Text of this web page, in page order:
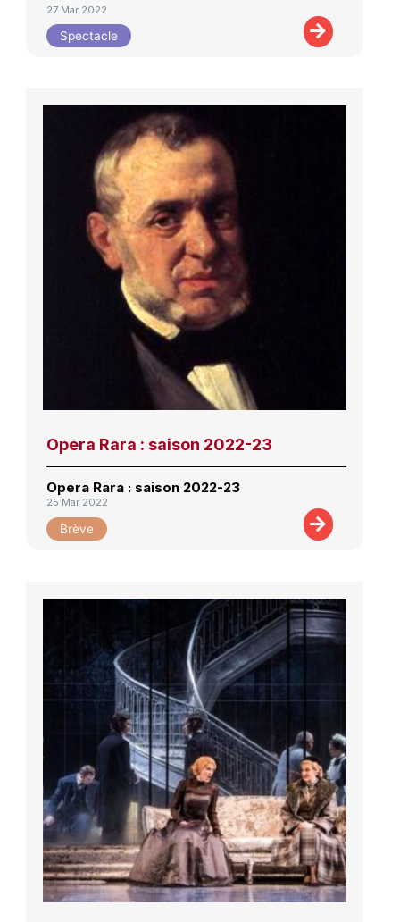
27 Mar 2022
Spectacle
Opera Rara : saison 2022-23
Opera Rara : saison 2022-23
25 Mar 2022
Brève